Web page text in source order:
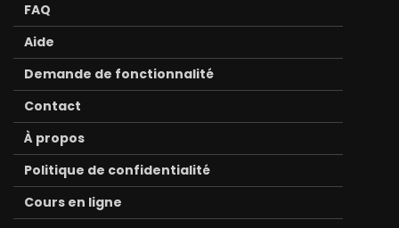
FAQ
Aide
Demande de fonctionnalité
Contact
À propos
Politique de confidentialité
Cours en ligne